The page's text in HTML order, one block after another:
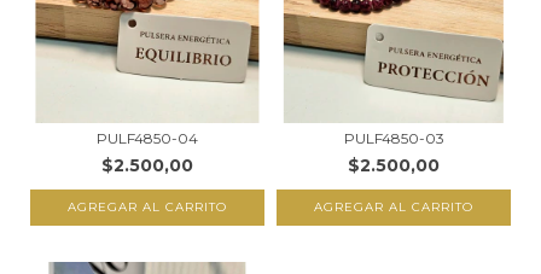
PULF4850-04
$2.500,00
AGREGAR AL CARRITO
PULF4850-03
$2.500,00
AGREGAR AL CARRITO